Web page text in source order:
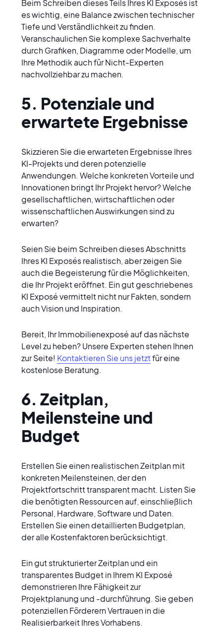
Beim Schreiben dieses Teils Ihres KI Exposés ist
es wichtig, eine Balance zwischen technischer
Tiefe und Verständlichkeit zu finden.
Veranschaulichen Sie komplexe Sachverhalte
durch Grafiken, Diagramme oder Modelle, um
Ihre Methodik auch für Nicht-Experten
nachvollziehbar zu machen.
5. Potenziale und
erwartete Ergebnisse
Skizzieren Sie die erwarteten Ergebnisse Ihres
KI-Projekts und deren potenzielle
Anwendungen. Welche konkreten Vorteile und
Innovationen bringt Ihr Projekt hervor? Welche
gesellschaftlichen, wirtschaftlichen oder
wissenschaftlichen Auswirkungen sind zu
erwarten?
Seien Sie beim Schreiben dieses Abschnitts
Ihres KI Exposés realistisch, aber zeigen Sie
auch die Begeisterung für die Möglichkeiten,
die Ihr Projekt eröffnet. Ein gut geschriebenes
KI Exposé vermittelt nicht nur Fakten, sondern
auch Vision und Inspiration.
Bereit, Ihr Immobilienexposé auf das nächste
Level zu heben? Unsere Experten stehen Ihnen
zur Seite! Kontaktieren Sie uns jetzt für eine
kostenlose Beratung.
6. Zeitplan,
Meilensteine und
Budget
Erstellen Sie einen realistischen Zeitplan mit
konkreten Meilensteinen, der den
Projektfortschritt transparent macht. Listen Sie
die benötigten Ressourcen auf, einschließlich
Personal, Hardware, Software und Daten.
Erstellen Sie einen detaillierten Budgetplan,
der alle Kostenfaktoren berücksichtigt.
Ein gut strukturierter Zeitplan und ein
transparentes Budget in Ihrem KI Exposé
demonstrieren Ihre Fähigkeit zur
Projektplanung und -durchführung. Sie geben
potenziellen Förderern Vertrauen in die
Realisierbarkeit Ihres Vorhabens.